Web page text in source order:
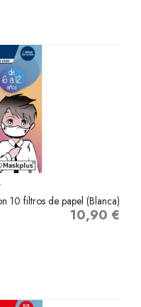
10 filtros de papel (Blanca)
Precio
10,90 €